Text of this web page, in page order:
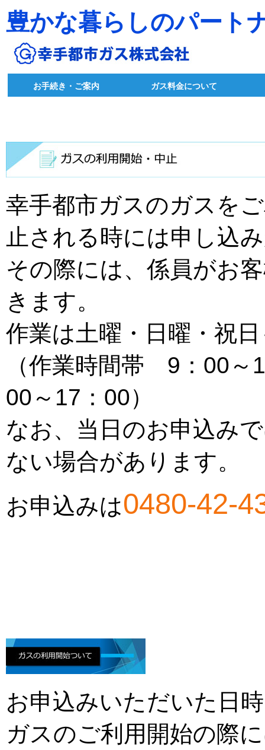
豊かな暮らしのパート
お手続き・ご案内 ガス料金について
幸手都市ガスのガスを
止される時には申し込
その際には、係員がお
きます。
作業は土曜・日曜・祝
（作業時間帯 9：00～
00～17：00）
なお、当日のお申込み
ない場合があります。
お申込みは0480-42-
お申込みいただいた日
ガスのご利用開始の際